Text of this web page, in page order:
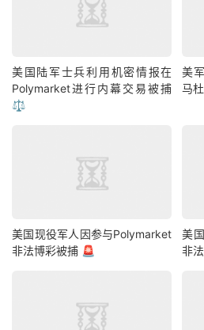
美国陆军士兵利用机密情报在
Polymarket进行内幕交易被捕
⚖️
美
马
美国现役军人因参与Polymarket
非法博彩被捕 🚨
美
非